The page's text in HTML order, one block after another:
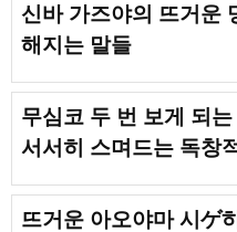
신바 가즈야의 뜨거운
해지는 말들
무심코 두 번 보게 되
서서히 스며드는 독창
뜨거운 아오야마 시ゲ